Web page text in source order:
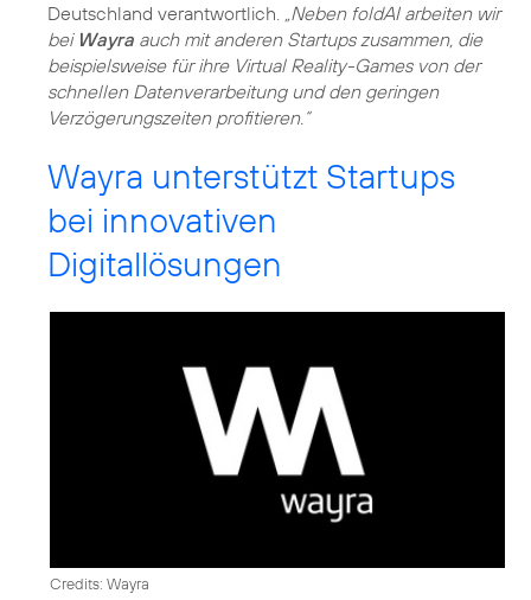
Deutschland verantwortlich.
„Neben foldAI arbeiten wir
bei Wayra auch mit anderen Startups zusammen, die
beispielsweise für ihre Virtual Reality-Games von der
schnellen Datenverarbeitung und den geringen
Verzögerungszeiten profitieren.“
Wayra unterstützt Startups
bei innovativen
Digitallösungen
Credits: Wayra